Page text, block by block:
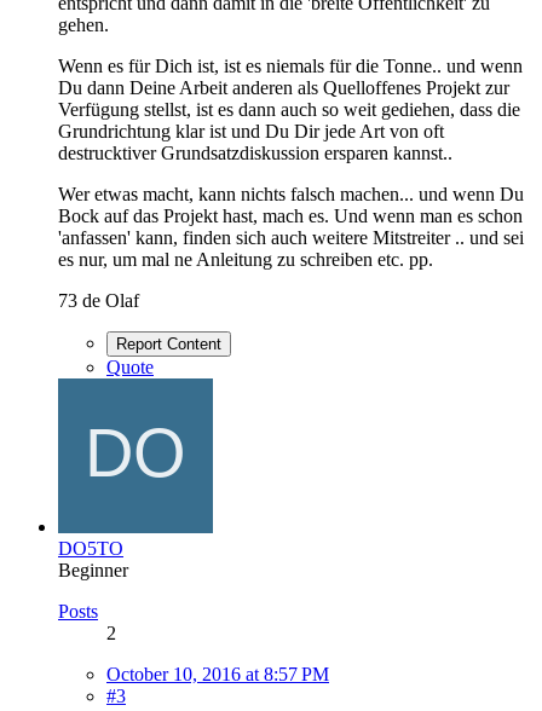
gehen.
Wenn es für Dich ist, ist es niemals für die Tonne.. und wenn
Du dann Deine Arbeit anderen als Quelloffenes Projekt zur
Verfügung stellst, ist es dann auch so weit gediehen, dass die
Grundrichtung klar ist und Du Dir jede Art von oft
destrucktiver Grundsatzdiskussion ersparen kannst..
Wer etwas macht, kann nichts falsch machen... und wenn Du
Bock auf das Projekt hast, mach es. Und wenn man es schon
'anfassen' kann, finden sich auch weitere Mitstreiter .. und sei
es nur, um mal ne Anleitung zu schreiben etc. pp.
73 de Olaf
Report Content
Quote
DO5TO
Beginner
Posts
2
October 10, 2016 at 8:57 PM
#3